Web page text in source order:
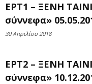
ΕΡΤ1 – ΞΕΝΗ
σύννεφα»
30 Απριλίου 2018
ΕΡΤ2 – ΞΕΝΗ
σύννεφα»